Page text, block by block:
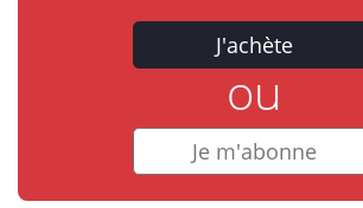
J'achète
ou
Je m'abonne